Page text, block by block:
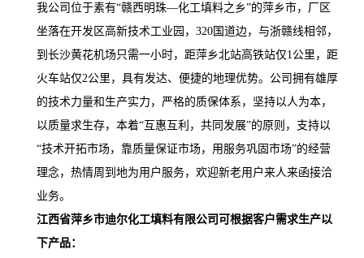
我公司位于素有“赣西明珠—化工填料之乡”的萍乡市，厂区
坐落在开发区高新技术工业园，320国道边，与浙赣线相邻，
到长沙黄花机场只需一小时，距萍乡北站高铁站仅1公里，距
火车站仅2公里，具有发达、便捷的地理优势。公司拥有雄厚
的技术力量和生产实力，严格的质保体系，坚持以人为本，
以质量求生存，本着“互惠互利，共同发展”的原则，支持以
“技术开拓市场，靠质量保证市场，用服务巩固市场”的经营
理念，热情周到地为用户服务，欢迎新老用户来人来函接洽
业务。
江西省萍乡市迪尔化工填料有限公司可根据客户需求生产以
下产品：